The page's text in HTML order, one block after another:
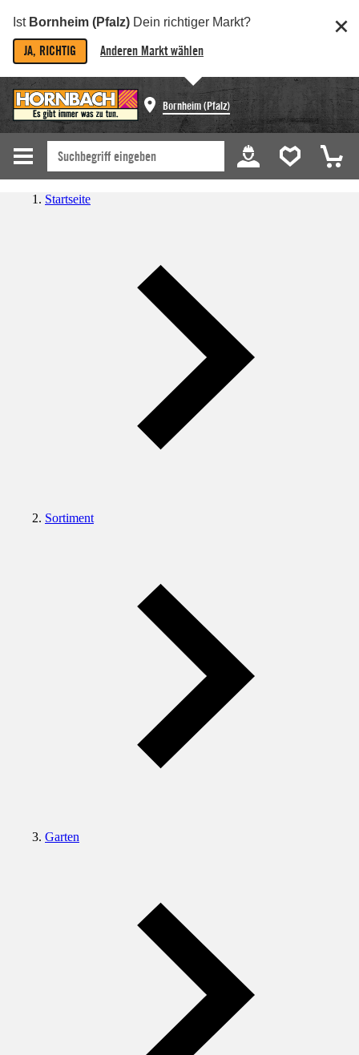
Ist Bornheim (Pfalz) Dein richtiger Markt?
JA, RICHTIG Anderen Markt wählen
Bornheim (Pfalz)
Startseite
Sortiment
Garten